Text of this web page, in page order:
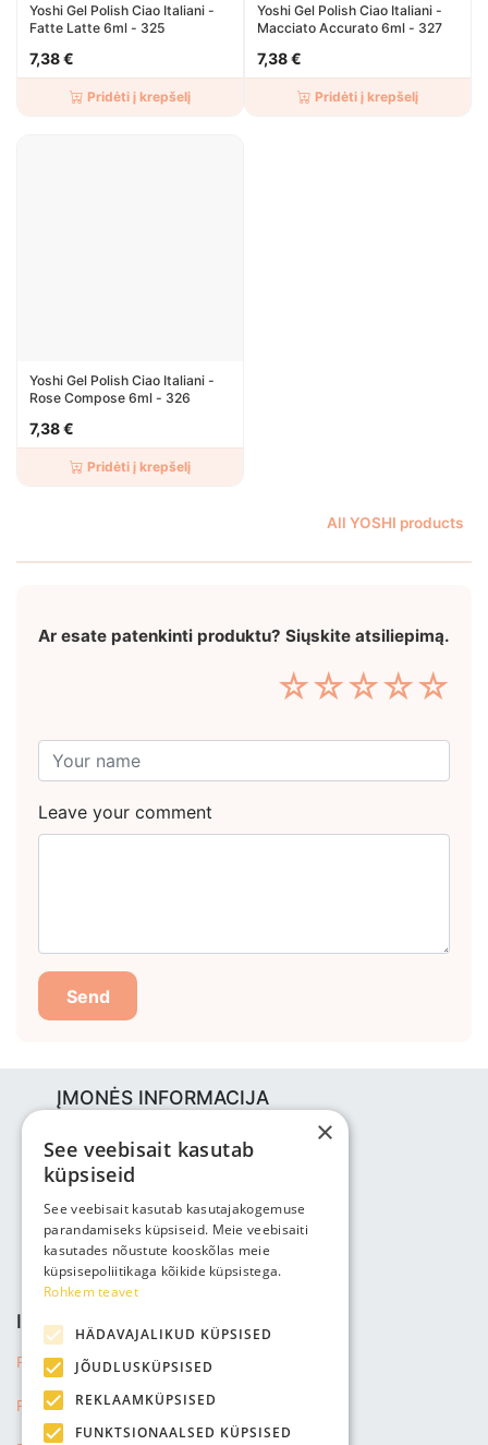
Yoshi Gel Polish Ciao Italiani -
Fatte Latte 6ml - 325
7,38 €
Pridėti į krepšelį
Yoshi Gel Polish Ciao Italiani -
Macciato Accurato 6ml - 327
7,38 €
Pridėti į krepšelį
Yoshi Gel Polish Ciao Italiani -
Rose Compose 6ml - 326
7,38 €
Pridėti į krepšelį
All YOSHI products
Ar esate patenkinti produktu? Siųskite atsiliepimą.
☆
☆
☆
☆
☆
Leave your comment
Send
ĮMONĖS INFORMACIJA
Vabaõhukooli tee 4, Tallinn, 12013
Reg nr: 14690362
PVM: EE102147285
Telefonas: +3725143691
info@bjuti.ee
INFORMACIJA
Privatumo politika
Pardavimo sąlygos
×
See veebisait kasutab
küpsiseid
See veebisait kasutab kasutajakogemuse
parandamiseks küpsiseid. Meie veebisaiti
kasutades nõustute kooskõlas meie
küpsisepoliitikaga kõikide küpsistega.
Rohkem teavet
HÄDAVAJALIKUD KÜPSISED
JÕUDLUSKÜPSISED
REKLAAMKÜPSISED
FUNKTSIONAALSED KÜPSISED